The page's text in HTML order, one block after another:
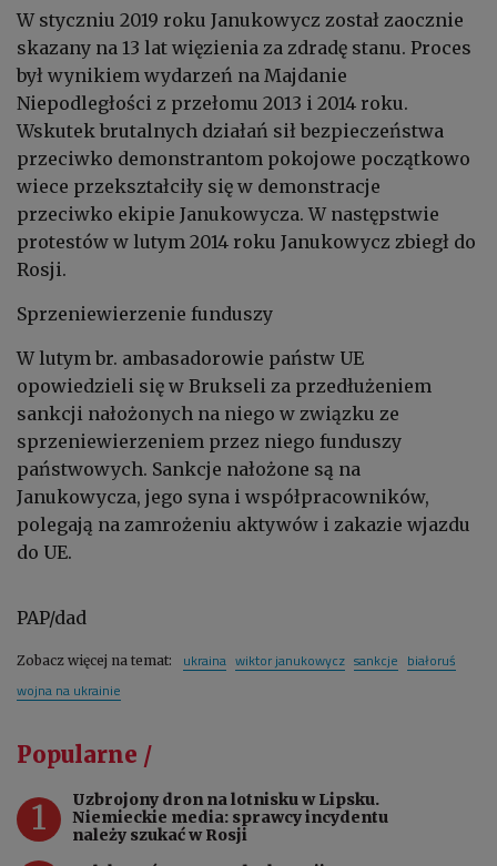
W styczniu 2019 roku Janukowycz został zaocznie
skazany na 13 lat więzienia za zdradę stanu. Proces
był wynikiem wydarzeń na Majdanie
Niepodległości z przełomu 2013 i 2014 roku.
Wskutek brutalnych działań sił bezpieczeństwa
przeciwko demonstrantom pokojowe początkowo
wiece przekształciły się w demonstracje
przeciwko ekipie Janukowycza. W następstwie
protestów w lutym 2014 roku Janukowycz zbiegł do
Rosji.
Sprzeniewierzenie funduszy
W lutym br. ambasadorowie państw UE
opowiedzieli się w Brukseli za przedłużeniem
sankcji nałożonych na niego w związku ze
sprzeniewierzeniem przez niego funduszy
państwowych. Sankcje nałożone są na
Janukowycza, jego syna i współpracowników,
polegają na zamrożeniu aktywów i zakazie wjazdu
do UE.
PAP/dad
Zobacz więcej na temat: ukraina wiktor janukowycz sankcje białoruś
wojna na ukrainie
Popularne /
1
Uzbrojony dron na lotnisku w Lipsku.
Niemieckie media: sprawcy incydentu
należy szukać w Rosji